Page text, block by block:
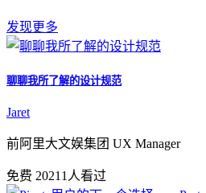
发现更多
聊聊我所了解的设计规范
Jaret
前阿里大文娱集团 UX Manager
免费 20211人看过